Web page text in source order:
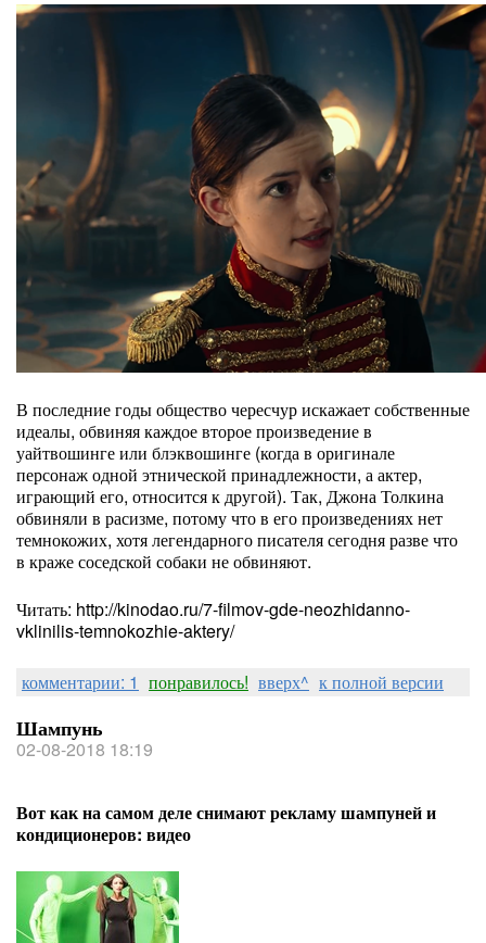
В последние годы общество чересчур искажает собственные
идеалы, обвиняя каждое второе произведение в
уайтвошинге или блэквошинге (когда в оригинале
персонаж одной этнической принадлежности, а актер,
играющий его, относится к другой). Так, Джона Толкина
обвиняли в расизме, потому что в его произведениях нет
темнокожих, хотя легендарного писателя сегодня разве что
в краже соседской собаки не обвиняют.
Читать: http://kinodao.ru/7-filmov-gde-neozhidanno-
vklinilis-temnokozhie-aktery/
комментарии: 1 понравилось! вверх^ к полной версии
Шампунь
02-08-2018 18:19
Вот как на самом деле снимают рекламу шампуней и
кондиционеров: видео